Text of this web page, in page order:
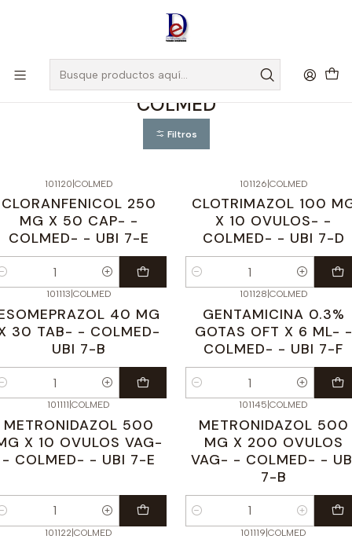
, Si eres nuevo regístrate
COLMED
Filtros
101120|COLMED
CLORANFENICOL 250
MG X 50 CAP- -
COLMED- - UBI 7-E
101126|COLMED
CLOTRIMAZOL 100
X 10 OVULOS- -
COLMED- - UBI 7-D
Cantidad
101113 COLMED
40 MG
30 TAB- - COLMED-
UBI 7-B
101128 COLMED
GENTAMICINA 0.3%
GOTAS OFT X 6 ML- -
COLMED- - UBI 7-F
Cantidad
101111 COLMED
METRONIDAZOL 500
X 10 OVULOS VAG-
- COLMED- - UBI 7-E
101145 COLMED
METRONIDAZOL 500
MG X 200 OVULOS
VAG- - COLMED- -
7-B
Cantidad
101122 COLMED 101119 COLMED